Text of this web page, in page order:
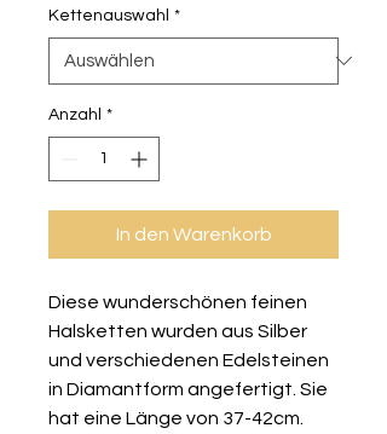
Kettenauswahl *
Anzahl *
In den Warenkorb
Diese wunderschönen feinen
Halsketten wurden aus Silber
und verschiedenen Edelsteinen
in Diamantform angefertigt. Sie
hat eine Länge von 37-42cm.